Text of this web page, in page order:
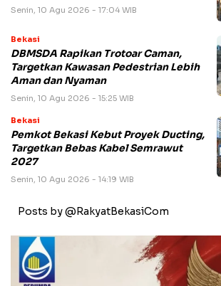
Senin, 10 Agu 2026 - 17:04 WIB
Bekasi
DBMSDA Rapikan Trotoar Caman,
Targetkan Kawasan Pedestrian Lebih
Aman dan Nyaman
Senin, 10 Agu 2026 - 15:25 WIB
Bekasi
Pemkot Bekasi Kebut Proyek Ducting,
Targetkan Bebas Kabel Semrawut
2027
Senin, 10 Agu 2026 - 14:19 WIB
Posts by @RakyatBekasiCom